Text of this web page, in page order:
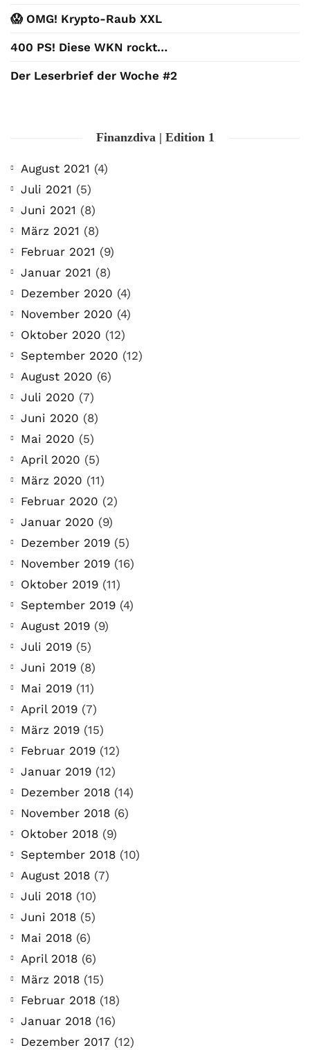
😱 OMG! Krypto-Raub XXL
400 PS! Diese WKN rockt…
Der Leserbrief der Woche #2
Finanzdiva | Edition 1
August 2021 (4)
Juli 2021 (5)
Juni 2021 (8)
März 2021 (8)
Februar 2021 (9)
Januar 2021 (8)
Dezember 2020 (4)
November 2020 (4)
Oktober 2020 (12)
September 2020 (12)
August 2020 (6)
Juli 2020 (7)
Juni 2020 (8)
Mai 2020 (5)
April 2020 (5)
März 2020 (11)
Februar 2020 (2)
Januar 2020 (9)
Dezember 2019 (5)
November 2019 (16)
Oktober 2019 (11)
September 2019 (4)
August 2019 (9)
Juli 2019 (5)
Juni 2019 (8)
Mai 2019 (11)
April 2019 (7)
März 2019 (15)
Februar 2019 (12)
Januar 2019 (12)
Dezember 2018 (14)
November 2018 (6)
Oktober 2018 (9)
September 2018 (10)
August 2018 (7)
Juli 2018 (10)
Juni 2018 (5)
Mai 2018 (6)
April 2018 (6)
März 2018 (15)
Februar 2018 (18)
Januar 2018 (16)
Dezember 2017 (12)